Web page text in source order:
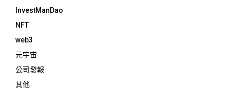
InvestManDao
NFT
web3
元宇宙
公司發報
其他